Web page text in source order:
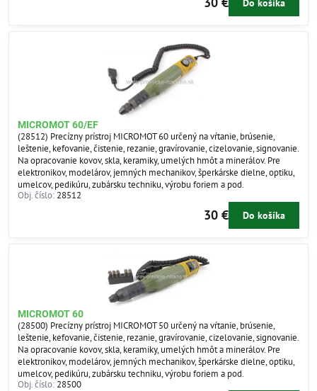
Do košíka
MICROMOT 60/EF
(28512) Precízny prístroj MICROMOT 60 určený na vŕtanie, brúsenie,
leštenie, kefovanie, čistenie, rezanie, gravírovanie, cizelovanie, signovanie.
Na opracovanie kovov, skla, keramiky, umelých hmôt a minerálov. Pre
elektronikov, modelárov, jemných mechanikov, šperkárske dielne, optiku,
umelcov, pedikúru, zubársku techniku, výrobu foriem a pod.
Obj. číslo: 28512
30 € Do košíka
MICROMOT 60
(28500) Precízny prístroj MICROMOT 50 určený na vŕtanie, brúsenie,
leštenie, kefovanie, čistenie, rezanie, gravírovanie, cizelovanie, signovanie.
Na opracovanie kovov, skla, keramiky, umelých hmôt a minerálov. Pre
elektronikov, modelárov, jemných mechanikov, šperkárske dielne, optiku,
umelcov, pedikúru, zubársku techniku, výrobu foriem a pod.
Obj. číslo: 28500